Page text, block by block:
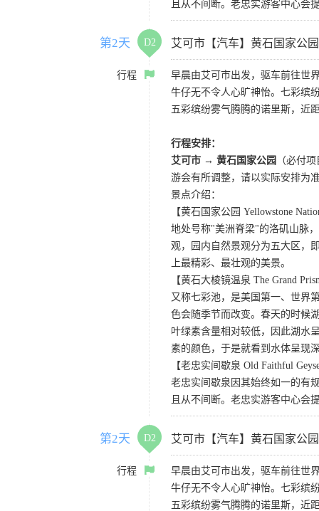
且从不间断。老忠实游客中心会
第2天 D2 艾可市【汽车】黄石国家公
行程
早晨由艾可市出发，驱车前往世
牛仔无不令人心旷神怡。七彩缤
五彩缤纷雾气腾腾的诺里斯，近
行程安排：
艾可市 → 黄石国家公园
（必付
游会有所调整，请以实际安排为
景点介绍：
【黄石国家公园 Yellowstone
地处号称"美洲脊梁"的洛矶山脉
观，园内自然景观分为五大区，
上最精彩、最壮观的美景。
【黄石大棱镜温泉 The Grand
又称七彩池，是美国第一、世界
色会随季节而改变。春天的时候
叶绿素含量相对较低，因此湖水
素的颜色，于是就看到水体呈现
【老忠实间歇泉 Old Faithful
老忠实间歇泉因其始终如一的有
且从不间断。老忠实游客中心会
第2天 D2 艾可市【汽车】黄石国家公
行程
早晨由艾可市出发，驱车前往世
牛仔无不令人心旷神怡。七彩缤
五彩缤纷雾气腾腾的诺里斯，近